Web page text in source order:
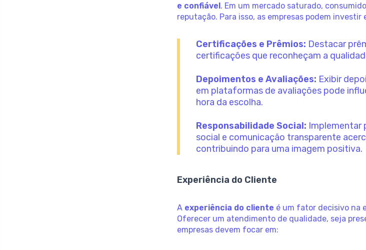
e confiável. Em um mercado saturado,
reputação. Para isso, as empresas podem investir
Certificações e Prêmios: Destacar
certificações que reconheçam a
Depoimentos e Avaliações: Exibir
em plataformas de avaliações pode
hora da escolha.
Responsabilidade Social: Implementar
social e comunicação transparente
contribuindo para uma imagem positiva.
Experiência do Cliente
A experiência do cliente é um fator decisivo na
Oferecer um atendimento de qualidade, seja
empresas devem focar em: